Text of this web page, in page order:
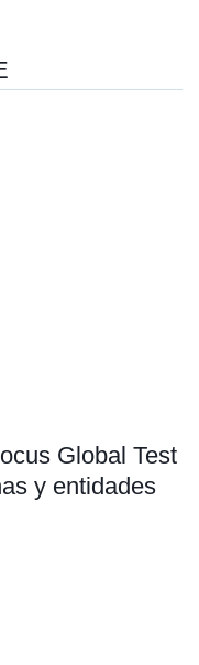
Global Test
y entidades